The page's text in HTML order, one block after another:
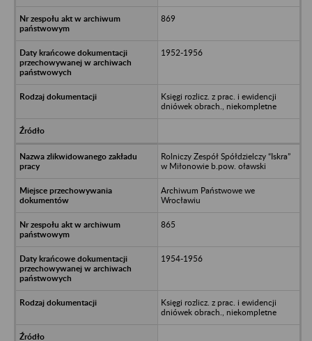
869
1952-1956
Księgi rozlicz. z prac. i ewidencji
dniówek obrach., niekompletne
Rolniczy Zespół Spółdzielczy “Iskra”
w Miłonowie b.pow. oławski
Archiwum Państwowe we
Wrocławiu
865
1954-1956
Księgi rozlicz. z prac. i ewidencji
dniówek obrach., niekompletne